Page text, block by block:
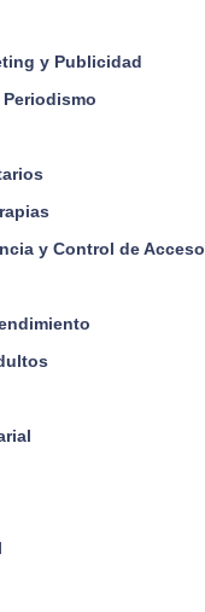
y Publicidad
y Control de Acceso